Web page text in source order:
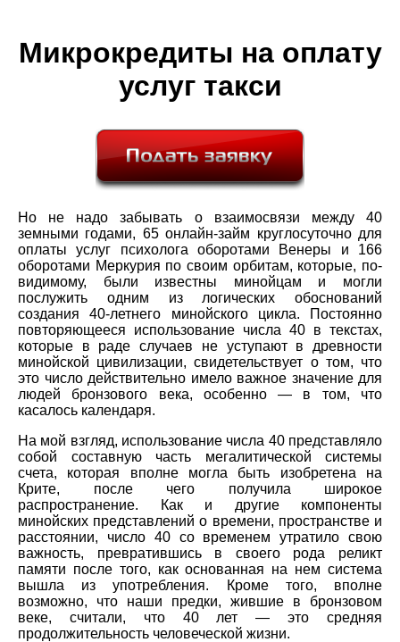
Микрокредиты на оплату
услуг такси
Но не надо забывать о взаимосвязи между 40
земными годами, 65 онлайн-займ круглосуточно для
оплаты услуг психолога оборотами Венеры и 166
оборотами Меркурия по своим орбитам, которые, по-
видимому, были известны минойцам и могли
послужить одним из логических обоснований
создания 40-летнего минойского цикла. Постоянно
повторяющееся использование числа 40 в текстах,
которые в раде случаев не уступают в древности
минойской цивилизации, свидетельствует о том, что
это число действительно имело важное значение для
людей бронзового века, особенно — в том, что
касалось календаря.
На мой взгляд, использование числа 40 представляло
собой составную часть мегалитической системы
счета, которая вполне могла быть изобретена на
Крите, после чего получила широкое
распространение. Как и другие компоненты
минойских представлений о времени, пространстве и
расстоянии, число 40 со временем утратило свою
важность, превратившись в своего рода реликт
памяти после того, как основанная на нем система
вышла из употребления. Кроме того, вполне
возможно, что наши предки, жившие в бронзовом
веке, считали, что 40 лет — это средняя
продолжительность человеческой жизни.